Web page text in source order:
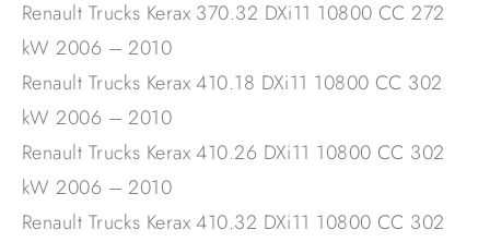
Renault Trucks Kerax 370.32 DXi11 10800 CC 272
kW 2006 – 2010
Renault Trucks Kerax 410.18 DXi11 10800 CC 302
kW 2006 – 2010
Renault Trucks Kerax 410.26 DXi11 10800 CC 302
kW 2006 – 2010
Renault Trucks Kerax 410.32 DXi11 10800 CC 302